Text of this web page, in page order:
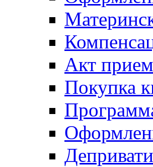
Акт
Покупка